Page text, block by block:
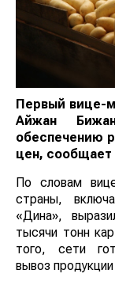
Первый вице-
Айжан
обеспечению
цен, сообщает
По словам
страны,
«Дина»,
тысячи тонн
того, сети
продукции с